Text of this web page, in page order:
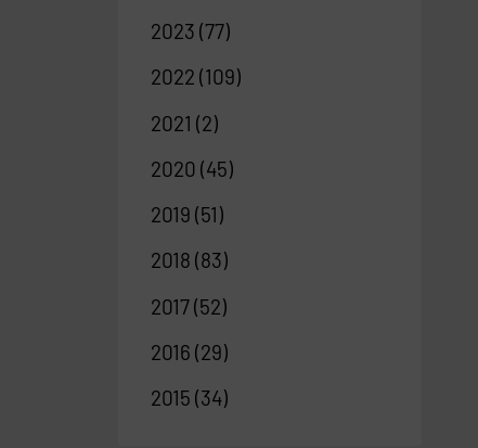
2023 (77)
2022 (109)
2021 (2)
2020 (45)
2019 (51)
2018 (83)
2017(52)
2016 (29)
2015 (34)